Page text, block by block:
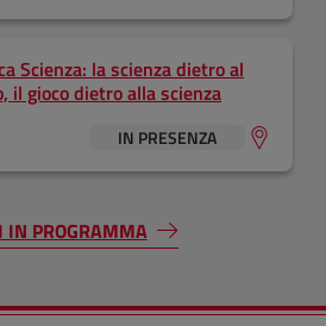
Scienza: la scienza dietro al
il gioco dietro alla scienza
IN PRESENZA
IN PROGRAMMA